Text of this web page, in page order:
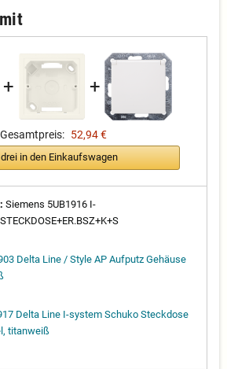
+ +
Gesamtpreis: 52,94 €
in den Einkaufswagen
Siemens 5UB1916 I-
Delta Line / Style AP Aufputz Gehäuse
Delta Line I-system Schuko Steckdose
titanweiß